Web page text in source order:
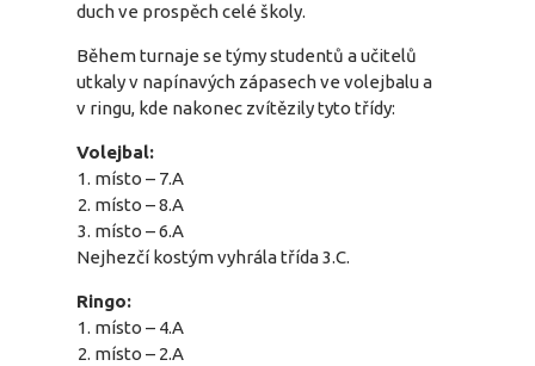
duch ve prospěch celé školy.
Během turnaje se týmy studentů a učitelů
utkaly v napínavých zápasech ve volejbalu a
v ringu, kde nakonec zvítězily tyto třídy:
Volejbal:
místo – 7.A
místo – 8.A
místo – 6.A
Nejhezčí kostým vyhrála třída 3.C.
Ringo:
místo – 4.A
místo – 2.A